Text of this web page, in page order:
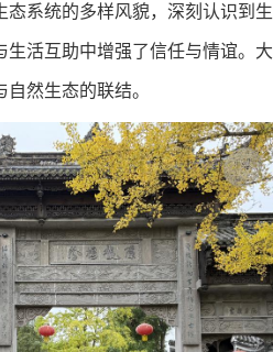
态系统的多样风貌，深刻认识到
生活互助中增强了信任与情谊。
自然生态的联结。